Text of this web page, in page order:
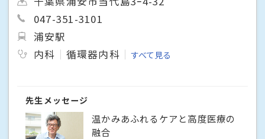
047-351-3101
浦安駅
内科
循環器内科 すべて見る
先生メッセージ
温かみあふれるケアと高度医療の
融合